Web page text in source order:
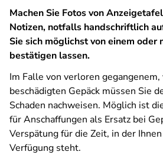
Machen Sie Fotos von
Notizen, notfalls handschriftlich
Sie sich möglichst von einem oder
bestätigen lassen.
Im Falle von verloren
beschädigten Gepäck müssen Sie
Schaden nachweisen. Möglich ist
für Anschaffungen als Ersatz bei
Verspätung für die Zeit, in der
Verfügung steht.